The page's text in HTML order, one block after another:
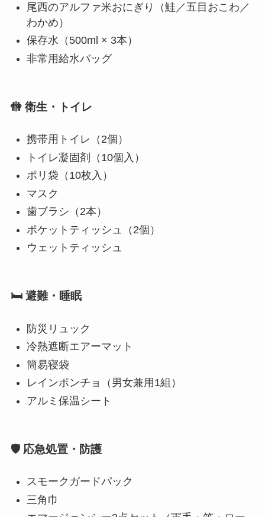
尾西のアルファ米おにぎり（鮭／五目おこわ／
わかめ）
保存水（500ml × 3本）
非常用給水バッグ
🚻 衛生・トイレ
携帯用トイレ（2個）
トイレ凝固剤（10個入）
ポリ袋（10枚入）
マスク
歯ブラシ（2本）
ポケットティッシュ（2個）
ウェットティッシュ
🛏 避難・睡眠
防災リュック
冷熱遮断エアーマット
簡易寝袋
レインポンチョ（男女兼用1組）
アルミ保温シート
🛡 応急処置・防護
スモークガードパック
三角巾